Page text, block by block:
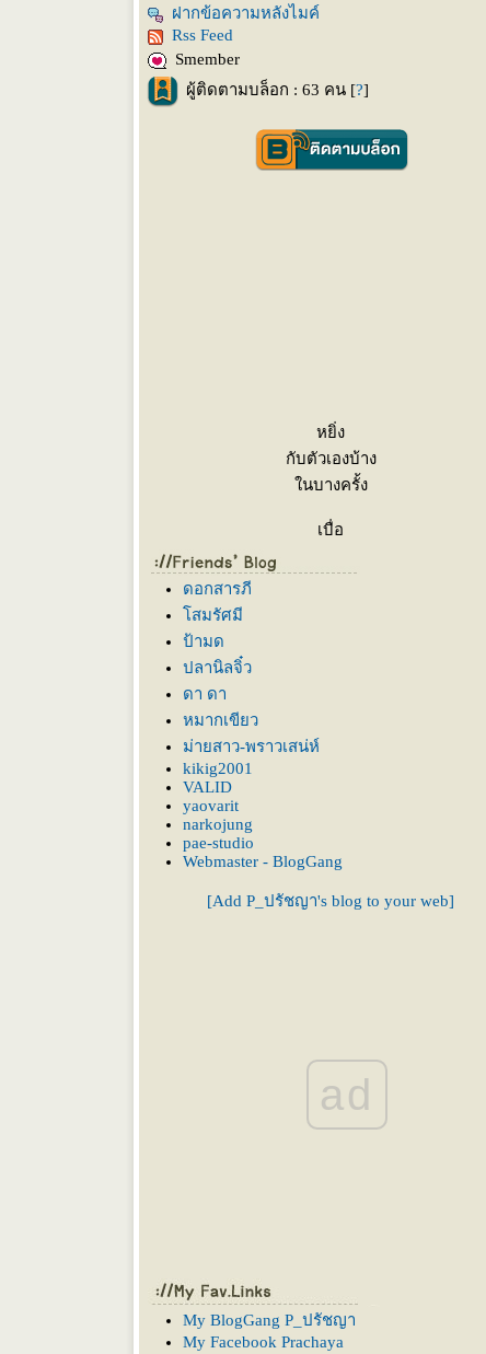
ฝากข้อความหลังไมค์
Rss Feed
Smember
ผู้ติดตามบล็อก : 63 คน [?]
กับตัวเองบ้าง
นบางครั้ง
ชีวิตความผิดหวัง
ดอกสารภี
สมรัศมี
ป้ามด
ปลานิลจิ๋ว
ดา ดา
หมากเขียว
ม่ายสาว-พราวเสน่ห์
kikig2001
VALID
yaovarit
narkojung
pae-studio
Webmaster - BlogGang
[Add P_ปรัชญา's blog to your web]
ad
My BlogGang P_ปรัชญา
My Facebook Prachaya